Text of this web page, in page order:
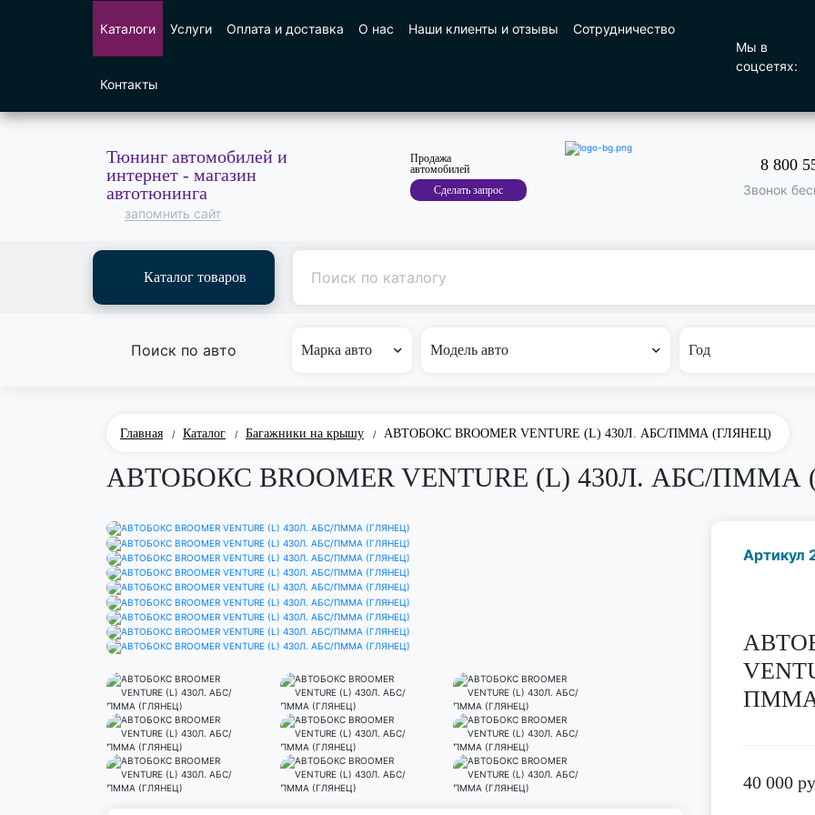
Каталоги Услуги Оплата и доставка О нас Наши клиенты и отзывы Сотрудничество
Контакты
Мы в
соцсетях:
Тюнинг автомобилей и
интернет - магазин
автотюнинга
запомнить сайт
Продажа
автомобилей
Сделать запрос
8 800
Звонок
Каталог товаров
Поиск по авто Марка авто Модель авто Год
Главная / Каталог / Багажники на крышу / АВТОБОКС BROOMER VENTURE (L) 430Л. АБС/ПММА (ГЛЯНЕЦ)
АВТОБОКС BROOMER VENTURE (L) 430Л. АБС/
Артикул
ПММА
40 000